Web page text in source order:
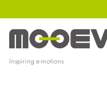
al
contenido
Inspiring e-motions